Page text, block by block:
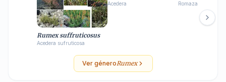
Rumex suffruticosus
Acedera sufruticosa
Acedera Romaza
Ver géneroRumex